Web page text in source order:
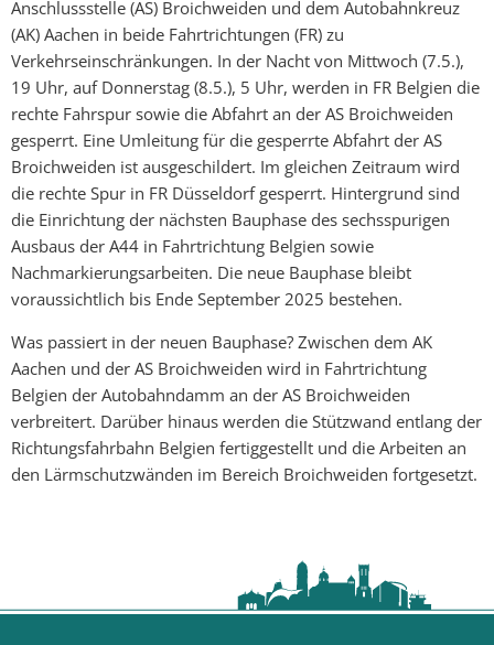
Anschlussstelle (AS) Broichweiden und dem Autobahnkreuz
(AK) Aachen in beide Fahrtrichtungen (FR) zu
Verkehrseinschränkungen. In der Nacht von Mittwoch (7.5.),
19 Uhr, auf Donnerstag (8.5.), 5 Uhr, werden in FR Belgien die
rechte Fahrspur sowie die Abfahrt an der AS Broichweiden
gesperrt. Eine Umleitung für die gesperrte Abfahrt der AS
Broichweiden ist ausgeschildert. Im gleichen Zeitraum wird
die rechte Spur in FR Düsseldorf gesperrt. Hintergrund sind
die Einrichtung der nächsten Bauphase des sechsspurigen
Ausbaus der A44 in Fahrtrichtung Belgien sowie
Nachmarkierungsarbeiten. Die neue Bauphase bleibt
voraussichtlich bis Ende September 2025 bestehen.
Was passiert in der neuen Bauphase? Zwischen dem AK
Aachen und der AS Broichweiden wird in Fahrtrichtung
Belgien der Autobahndamm an der AS Broichweiden
verbreitert. Darüber hinaus werden die Stützwand entlang der
Richtungsfahrbahn Belgien fertiggestellt und die Arbeiten an
den Lärmschutzwänden im Bereich Broichweiden fortgesetzt.